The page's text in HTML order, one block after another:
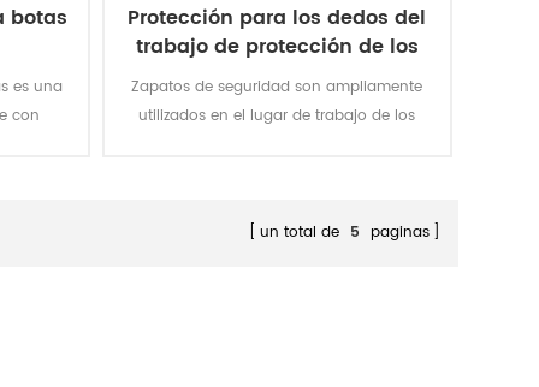
botas
es una
con
Protección para los dedos del
trabajo de protección de los
zapatos de seguridad
Zapatos de seguridad son ampliamente
utilizados en el lugar de trabajo de los
un total de 5 paginas